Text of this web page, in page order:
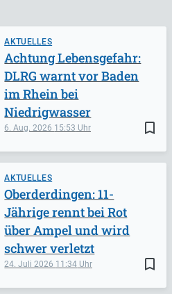
AKTUELLES
bookmark_border
6. Aug. 2026 15:53
Achtung Lebensgefahr:
DLRG warnt vor Baden
im Rhein bei
Niedrigwasser
AKTUELLES
bookmark_border
24. Juli 2026 11:34
Oberderdingen: 11-
Jährige rennt bei Rot
über Ampel und wird
schwer verletzt